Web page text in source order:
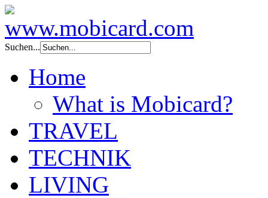
Suchen...
Home
What is Mobicard?
TRAVEL
TECHNIK
LIVING